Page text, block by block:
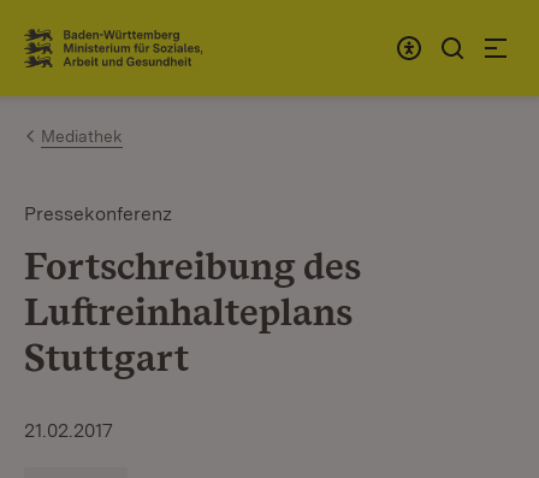
Zum Inhalt springen
Link zur Startseite
Mediathek
Pressekonferenz
Fortschreibung des
Luftreinhalteplans
Stuttgart
21.02.2017